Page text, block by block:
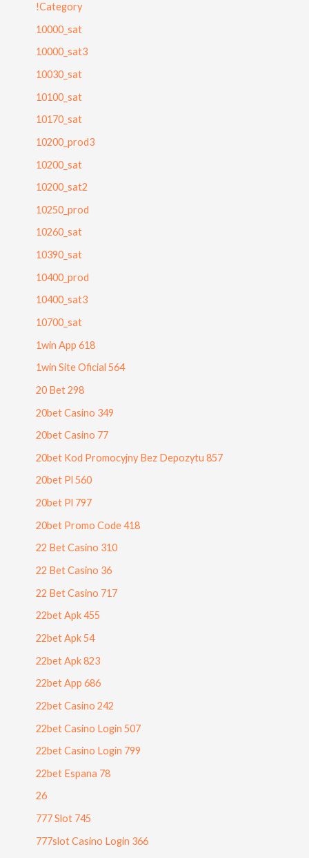
!Category
10000_sat
10000_sat3
10030_sat
10100_sat
10170_sat
10200_prod3
10200_sat
10200_sat2
10250_prod
10260_sat
10390_sat
10400_prod
10400_sat3
10700_sat
1win App 618
1win Site Oficial 564
20 Bet 298
20bet Casino 349
20bet Casino 77
20bet Kod Promocyjny Bez Depozytu 857
20bet Pl 560
20bet Pl 797
20bet Promo Code 418
22 Bet Casino 310
22 Bet Casino 36
22 Bet Casino 717
22bet Apk 455
22bet Apk 54
22bet Apk 823
22bet App 686
22bet Casino 242
22bet Casino Login 507
22bet Casino Login 799
22bet Espana 78
26
777 Slot 745
777slot Casino Login 366